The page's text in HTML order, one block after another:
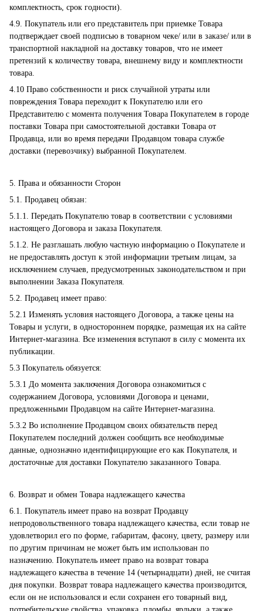
комплектность, срок годности).
4.9. Покупатель или его представитель при приемке Товара
подтверждает своей подписью в товарном чеке/ или в заказе/ или в
транспортной накладной на доставку товаров, что не имеет
претензий к количеству товара, внешнему виду и комплектности
товара.
4.10 Право собственности и риск случайной утраты или
повреждения Товара переходит к Покупателю или его
Представителю с момента получения Товара Покупателем в городе
поставки Товара при самостоятельной доставки Товара от
Продавца, или во время передачи Продавцом товара службе
доставки (перевозчику) выбранной Покупателем.
5. Права и обязанности Сторон
5.1. Продавец обязан:
5.1.1. Передать Покупателю товар в соответствии с условиями
настоящего Договора и заказа Покупателя.
5.1.2. Не разглашать любую частную информацию о Покупателе и
не предоставлять доступ к этой информации третьим лицам, за
исключением случаев, предусмотренных законодательством и при
выполнении Заказа Покупателя.
5.2. Продавец имеет право:
5.2.1 Изменять условия настоящего Договора, а также цены на
Товары и услуги, в одностороннем порядке, размещая их на сайте
Интернет-магазина. Все изменения вступают в силу с момента их
публикации.
5.3 Покупатель обязуется:
5.3.1 До момента заключения Договора ознакомиться с
содержанием Договора, условиями Договора и ценами,
предложенными Продавцом на сайте Интернет-магазина.
5.3.2 Во исполнение Продавцом своих обязательств перед
Покупателем последний должен сообщить все необходимые
данные, однозначно идентифицирующие его как Покупателя, и
достаточные для доставки Покупателю заказанного Товара.
6. Возврат и обмен Товара надлежащего качества
6.1. Покупатель имеет право на возврат Продавцу
непродовольственного товара надлежащего качества, если товар не
удовлетворил его по форме, габаритам, фасону, цвету, размеру или
по другим причинам не может быть им использован по
назначению. Покупатель имеет право на возврат товара
надлежащего качества в течение 14 (четырнадцати) дней, не считая
дня покупки. Возврат товара надлежащего качества производится,
если он не использовался и если сохранен его товарный вид,